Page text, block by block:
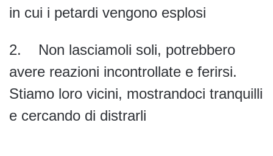
in cui i petardi vengono esplosi
2. Non lasciamoli soli, potrebbero
avere reazioni incontrollate e ferirsi.
Stiamo loro vicini, mostrandoci tranquilli
e cercando di distrarli